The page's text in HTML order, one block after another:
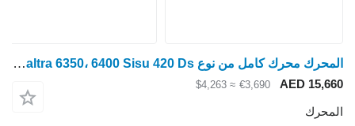
المحرك محرك كامل من نوع Valmet/Valtra 6350، 6400 Sisu 420 Ds، متوفر كقطع غيار 836766377
AED 15,660
€3,690
≈ $4,263
المحرك